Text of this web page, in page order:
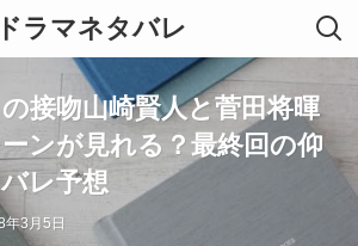
ドラマネタバレ
接吻山崎賢人と菅田将暉
ンが見れる？最終回の仰
レ予想
年3月5日